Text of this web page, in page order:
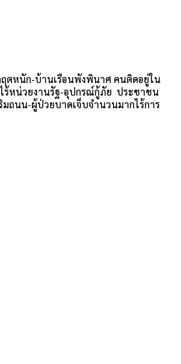
ฤตหนัก-บ้านเรือนพังพินาศ คนติดอยู่ใน
ร้หน่วยงานรัฐ-อุปกรณ์กู้ภัย ประชาชน
ถนน-ผู้ป่วยบาดเจ็บจำนวนมากไร้การ